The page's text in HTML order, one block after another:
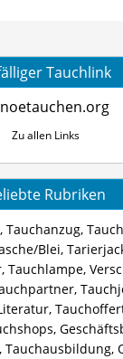
Tauchlink
Zu allen Links
Rubriken
, Tauchanzug,
Blei,
, Tauchlampe,
,
,
,
Tauchausbildung,